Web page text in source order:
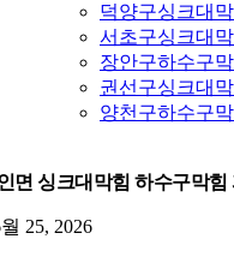
덕양구싱크대
서초구싱크대
장안구하수구
권선구싱크대
양천구하수구
면 싱크대막힘 하수구막힘
25, 2026